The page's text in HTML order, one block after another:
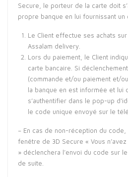
Secure, le porteur de la carte doit
propre banque en lui fournissant un
Le Client effectue ses achats
Assalam delivery.
Lors du paiement, le Client
carte bancaire. Si
(commande et/ou paiement et/
la banque en est informée et lui
s’authentifier dans le pop-up
le code unique envoyé sur le
– En cas de non-réception du
fenêtre de 3D Secure « Vous
» déclenchera l’envoi du code sur
de suite.